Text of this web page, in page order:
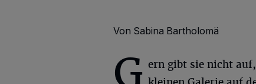
Von Sabina Bartholomä
ern gibt sie nicht